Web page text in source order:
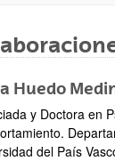
subpáginas
Huedo
y Doctora en
del País